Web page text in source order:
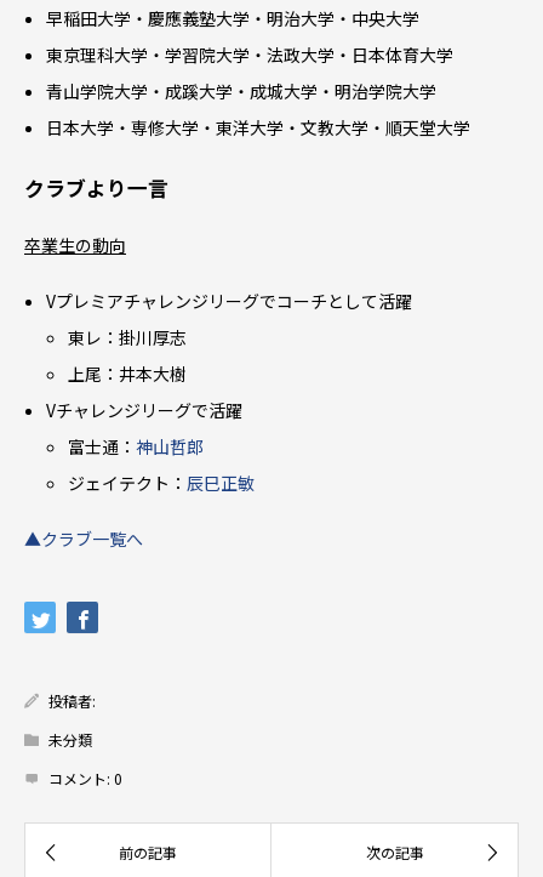
早稲田大学・慶應義塾大学・明治大学・中央大学
東京理科大学・学習院大学・法政大学・日本体育大学
青山学院大学・成蹊大学・成城大学・明治学院大学
日本大学・専修大学・東洋大学・文教大学・順天堂大学
クラブより一言
卒業生の動向
Vプレミアチャレンジリーグでコーチとして活躍
東レ：掛川厚志
上尾：井本大樹
Vチャレンジリーグで活躍
富士通：神山哲郎
ジェイテクト：辰巳正敏
▲クラブ一覧へ
投稿者:
未分類
コメント: 0